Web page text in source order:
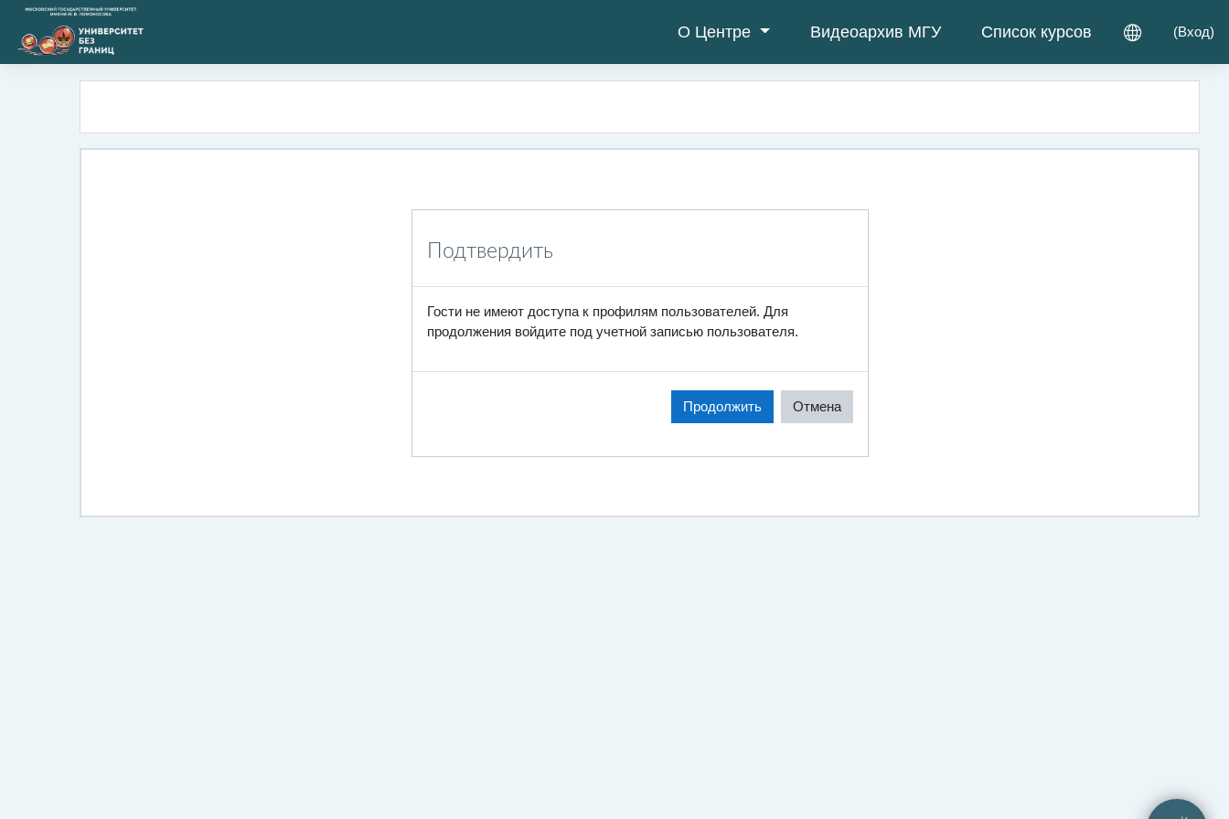
О Центре Видеоархив МГУ Список курсов (Вход)
Перейти к основному содержанию
Подтвердить
Гости не имеют доступа к профилям пользователей. Для
продолжения войдите под учетной записью пользователя.
Продолжить Отмена